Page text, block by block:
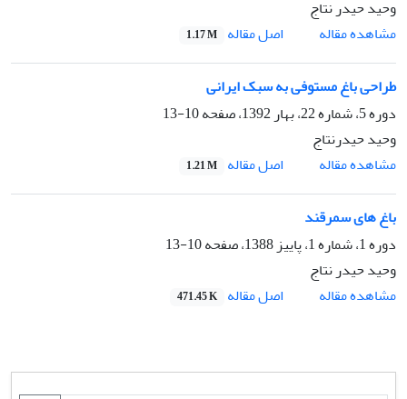
وحید حیدر نتاج
مشاهده مقاله
اصل مقاله 1.17 M
طراحی باغ مستوفی به سبک ایرانی
دوره 5، شماره 22، بهار 1392، صفحه
10-13
وحید حیدرنتاج
مشاهده مقاله
اصل مقاله 1.21 M
باغ های سمرقند
دوره 1، شماره 1، پاییز 1388، صفحه
10-13
وحید حیدر نتاج
مشاهده مقاله
اصل مقاله 471.45 K